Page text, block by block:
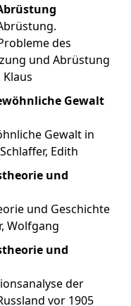
des
und Abrüstung
Gewalt
Gewalt in
Edith
und
und Geschichte
Wolfgang
und
der
vor 1905